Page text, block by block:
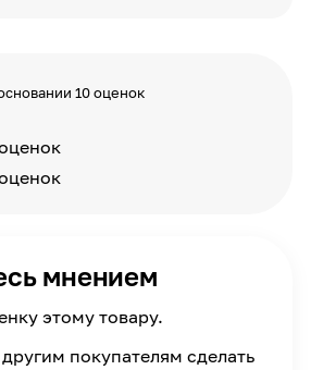
10 оценок
мнением
этому товару.
покупателям сделать